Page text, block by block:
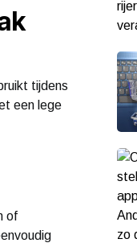
tijdens
een lege
of